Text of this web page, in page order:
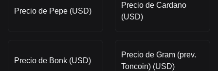
Precio de Pepe (USD)
Precio de Cardano
(USD)
Precio de Bonk (USD)
Precio de Gram (prev.
Toncoin) (USD)